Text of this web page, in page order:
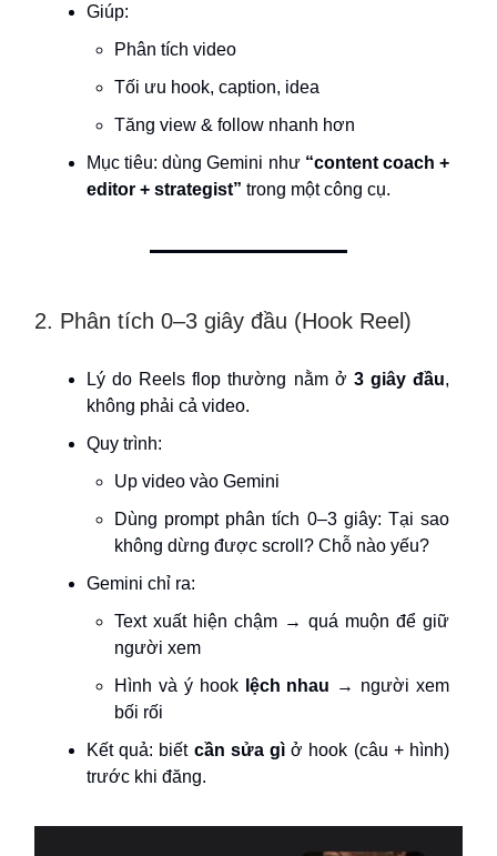
Giúp:
Phân tích video
Tối ưu hook, caption, idea
Tăng view & follow nhanh hơn
Mục tiêu: dùng Gemini như “content coach +
editor + strategist” trong một công cụ.
2. Phân tích 0–3 giây đầu (Hook Reel)
Lý do Reels flop thường nằm ở 3 giây đầu,
không phải cả video.
Quy trình:
Up video vào Gemini
Dùng prompt phân tích 0–3 giây: Tại sao
không dừng được scroll? Chỗ nào yếu?
Gemini chỉ ra:
Text xuất hiện chậm → quá muộn để giữ
người xem
Hình và ý hook lệch nhau → người xem
bối rối
Kết quả: biết cần sửa gì ở hook (câu + hình)
trước khi đăng.